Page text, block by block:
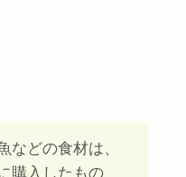
などの食材は、
購入したもの